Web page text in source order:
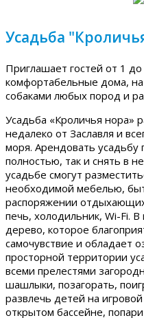
Усадьба
Приглашает гостей от 1 до
комфортабельные дома,
собаками любых пород и
Усадьба «Кроличья нора»
недалеко от Заславля и
моря. Арендовать
полностью, так и снять в
усадьбе смогут
необходимой мебелью,
распоряжении
печь, холодильник, Wi-Fi.
дерево, которое
самочувствие и обладает
просторной территории
всеми прелестями
шашлыки, позагорать,
развлечь детей на
открытом бассейне,